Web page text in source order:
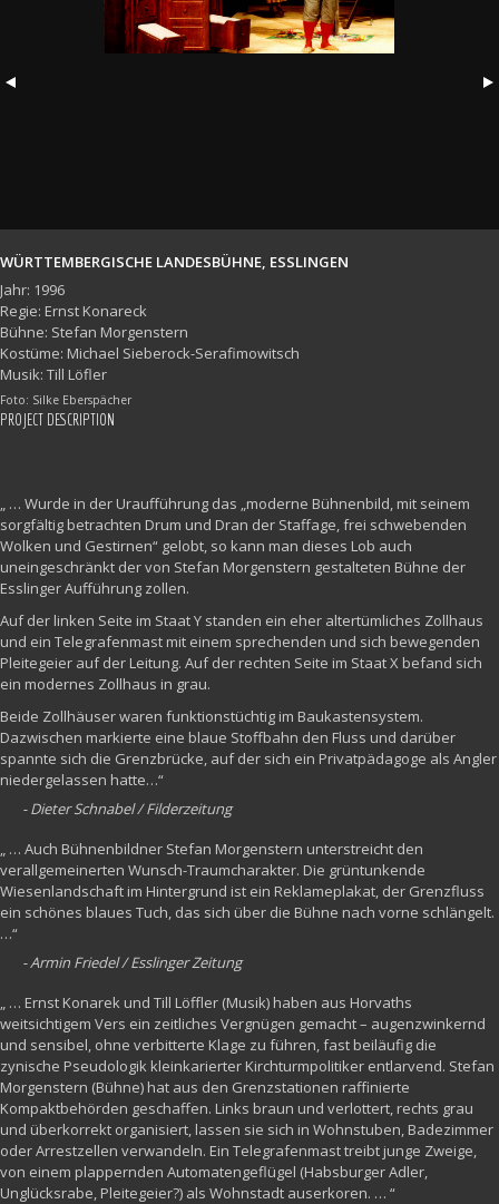
WÜRTTEMBERGISCHE LANDESBÜHNE, ESSLINGEN
Jahr: 1996
Regie: Ernst Konareck
Bühne: Stefan Morgenstern
Kostüme: Michael Sieberock-Serafimowitsch
Musik: Till Löfler
Foto: Silke Eberspächer
PROJECT DESCRIPTION
„ … Wurde in der Uraufführung das „moderne Bühnenbild, mit seinem
sorgfältig betrachten Drum und Dran der Staffage, frei schwebenden
Wolken und Gestirnen“ gelobt, so kann man dieses Lob auch
uneingeschränkt der von Stefan Morgenstern gestalteten Bühne der
Esslinger Aufführung zollen.
Auf der linken Seite im Staat Y standen ein eher altertümliches Zollhaus
und ein Telegrafenmast mit einem sprechenden und sich bewegenden
Pleitegeier auf der Leitung. Auf der rechten Seite im Staat X befand sich
ein modernes Zollhaus in grau.
Beide Zollhäuser waren funktionstüchtig im Baukastensystem.
Dazwischen markierte eine blaue Stoffbahn den Fluss und darüber
spannte sich die Grenzbrücke, auf der sich ein Privatpädagoge als Angler
niedergelassen hatte…“
- Dieter Schnabel / Filderzeitung
„ … Auch Bühnenbildner Stefan Morgenstern unterstreicht den
verallgemeinerten Wunsch-Traumcharakter. Die grüntunkende
Wiesenlandschaft im Hintergrund ist ein Reklameplakat, der Grenzfluss
ein schönes blaues Tuch, das sich über die Bühne nach vorne schlängelt.
…“
- Armin Friedel / Esslinger Zeitung
„ … Ernst Konarek und Till Löffler (Musik) haben aus Horvaths
weitsichtigem Vers ein zeitliches Vergnügen gemacht – augenzwinkernd
und sensibel, ohne verbitterte Klage zu führen, fast beiläufig die
zynische Pseudologik kleinkarierter Kirchturmpolitiker entlarvend. Stefan
Morgenstern (Bühne) hat aus den Grenzstationen raffinierte
Kompaktbehörden geschaffen. Links braun und verlottert, rechts grau
und überkorrekt organisiert, lassen sie sich in Wohnstuben, Badezimmer
oder Arrestzellen verwandeln. Ein Telegrafenmast treibt junge Zweige,
von einem plappernden Automatengeflügel (Habsburger Adler,
Unglücksrabe, Pleitegeier?) als Wohnstadt auserkoren. … “